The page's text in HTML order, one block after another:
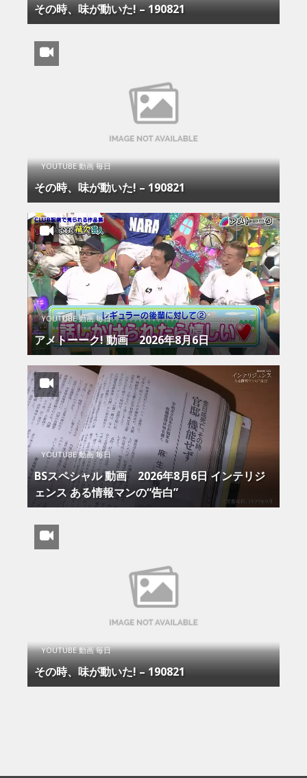
その時、味が動いた! – 190821
YOUTUBE 動画 毎日
その時、味が動いた! – 190821
YOUTUBE 動画 毎日
アメトーーク! 動画 2026年8月6日
YOUTUBE 動画 毎日
BSスペシャル 動画 2026年8月6日 インテリジ
ェンス ある情報マンの“告白”
YOUTUBE 動画 毎日
その時、味が動いた! – 190821